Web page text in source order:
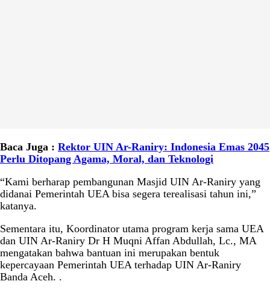
Baca Juga : Rektor UIN Ar-Raniry: Indonesia Emas 2045
Perlu Ditopang Agama, Moral, dan Teknologi
“Kami berharap pembangunan Masjid UIN Ar-Raniry yang
didanai Pemerintah UEA bisa segera terealisasi tahun ini,”
katanya.
Sementara itu, Koordinator utama program kerja sama UEA
dan UIN Ar-Raniry Dr H Muqni Affan Abdullah, Lc., MA
mengatakan bahwa bantuan ini merupakan bentuk
kepercayaan Pemerintah UEA terhadap UIN Ar-Raniry
Banda Aceh. .